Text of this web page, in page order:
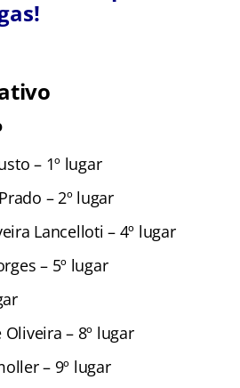
– 1º lugar
– 2º lugar
Lancelloti – 4º lugar
– 5º lugar
– 8º lugar
– 9º lugar